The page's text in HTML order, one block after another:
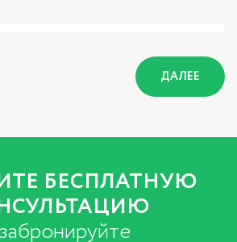
ДАЛЕЕ
БЕСПЛАТНУЮ